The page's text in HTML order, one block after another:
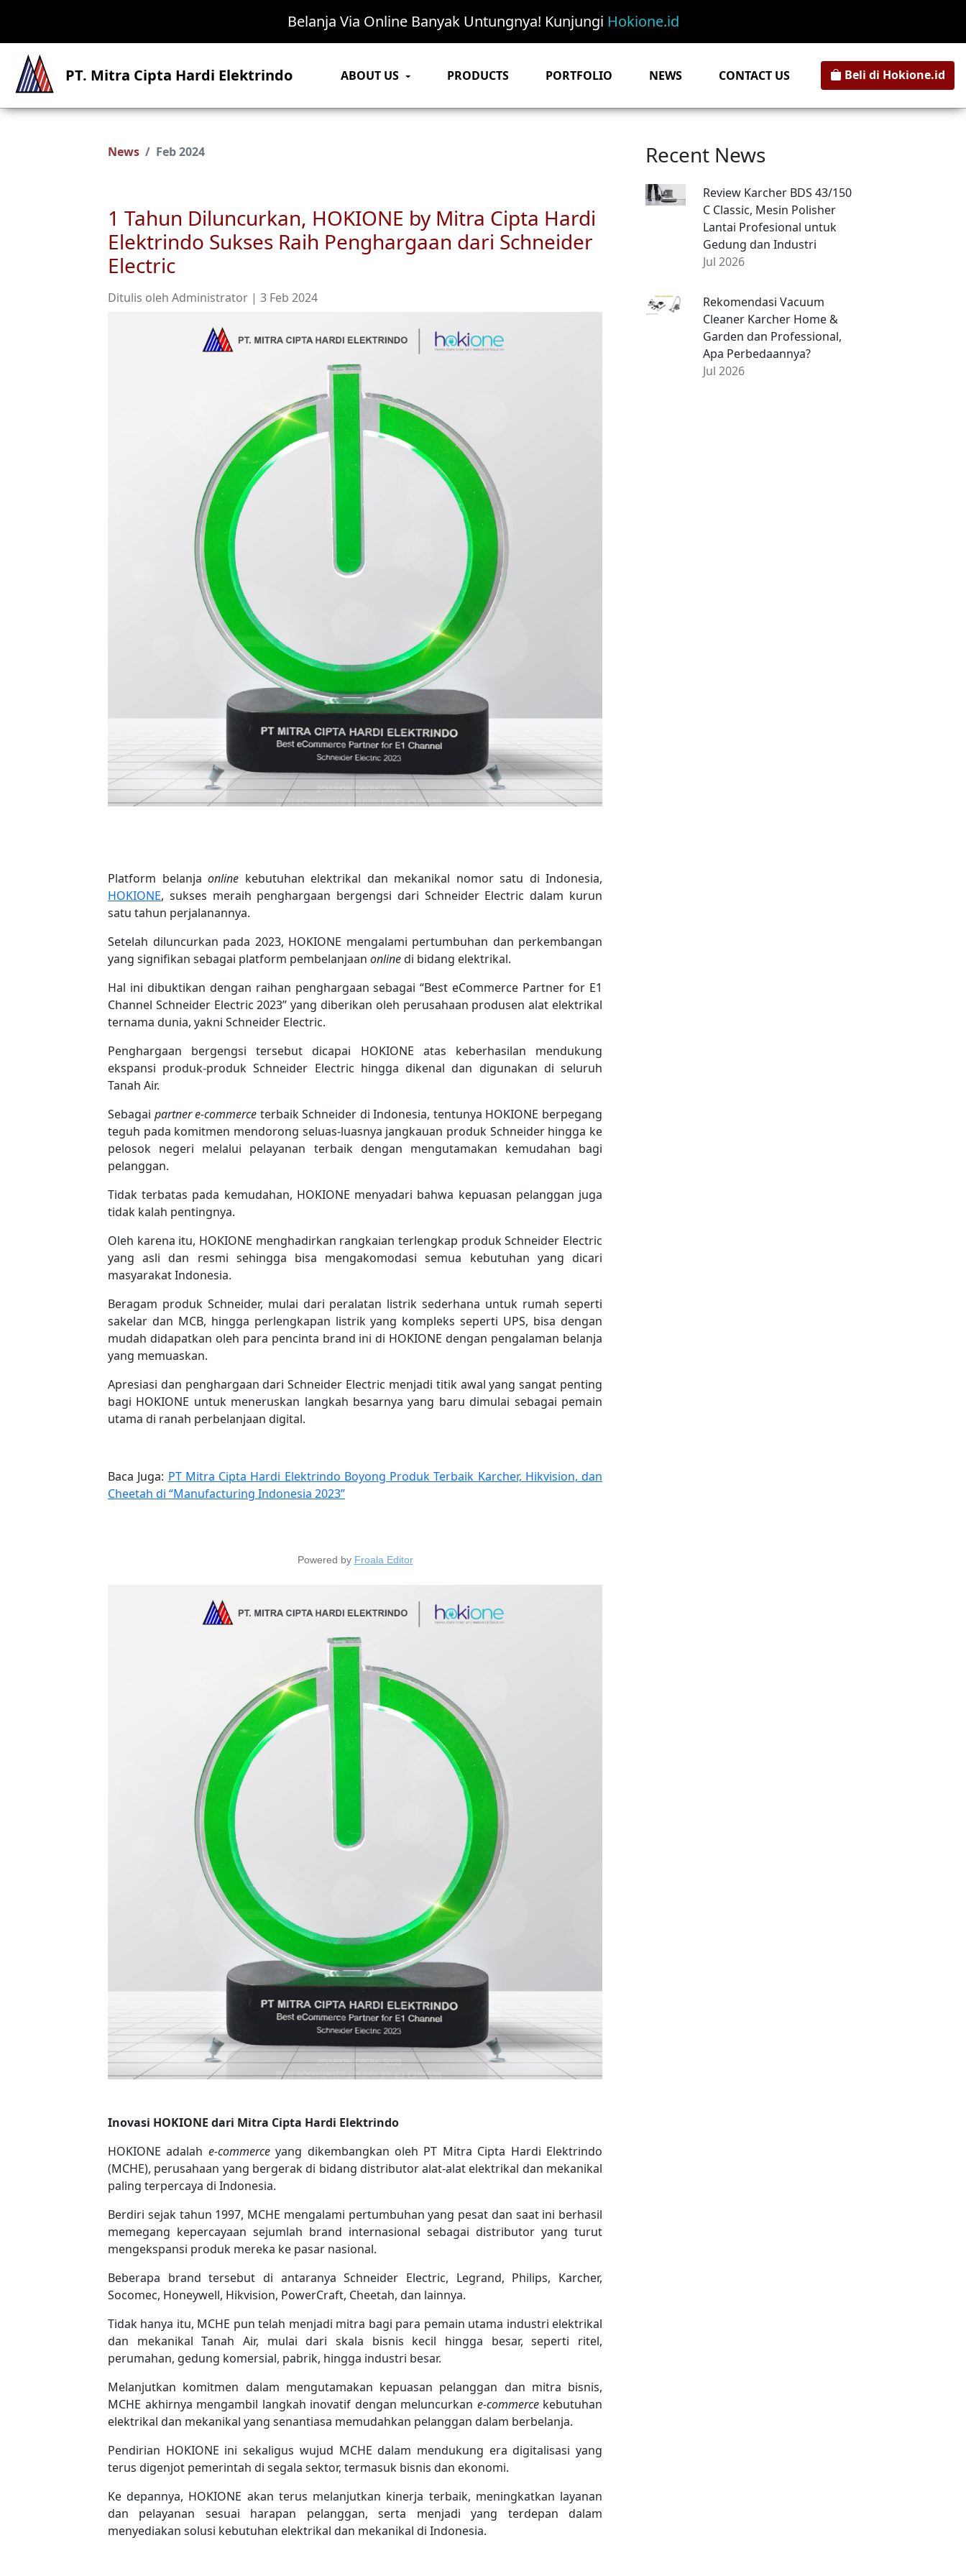
Belanja Via Online Banyak Untungnya! Kunjungi Hokione.id
PT. Mitra Cipta Hardi Elektrindo ABOUT US PRODUCTS PORTFOLIO NEWS CONTACT US Beli di Hokione.id
News Feb 2024
1 Tahun Diluncurkan, HOKIONE by Mitra Cipta Hardi
Elektrindo Sukses Raih Penghargaan dari Schneider
Electric
Ditulis oleh Administrator | 3 Feb 2024
Platform belanja online kebutuhan elektrikal dan mekanikal nomor satu di Indonesia,
HOKIONE, sukses meraih penghargaan bergengsi dari Schneider Electric dalam kurun
satu tahun perjalanannya.
Setelah diluncurkan pada 2023, HOKIONE mengalami pertumbuhan dan perkembangan
yang signifikan sebagai platform pembelanjaan onlinedi bidang elektrikal.
Hal ini dibuktikan dengan raihan penghargaan sebagai “Best eCommerce Partner for E1
Channel Schneider Electric 2023” yang diberikan oleh perusahaan produsen alat elektrikal
ternama dunia, yakni Schneider Electric.
Penghargaan bergengsi tersebut dicapai HOKIONE atas keberhasilan mendukung
ekspansi produk-produk Schneider Electric hingga dikenal dan digunakan di seluruh
Tanah Air.
Sebagai partner e-commerce terbaik Schneider di Indonesia, tentunya HOKIONE berpegang
teguh pada komitmen mendorong seluas-luasnya jangkauan produk Schneider hingga ke
pelosok negeri melalui pelayanan terbaik dengan mengutamakan kemudahan bagi
pelanggan.
Tidak terbatas pada kemudahan, HOKIONE menyadari bahwa kepuasan pelanggan juga
tidak kalah pentingnya.
Oleh karena itu, HOKIONE menghadirkan rangkaian terlengkap produk Schneider Electric
yang asli dan resmi sehingga bisa mengakomodasi semua kebutuhan yang dicari
masyarakat Indonesia.
Beragam produk Schneider, mulai dari peralatan listrik sederhana untuk rumah seperti
sakelar dan MCB, hingga perlengkapan listrik yang kompleks seperti UPS, bisa dengan
mudah didapatkan oleh para pencinta brand ini di HOKIONE dengan pengalaman belanja
yang memuaskan.
Apresiasi dan penghargaan dari Schneider Electric menjadi titik awal yang sangat penting
bagi HOKIONE untuk meneruskan langkah besarnya yang baru dimulai sebagai pemain
utama di ranah perbelanjaan digital.
Baca Juga: PT Mitra Cipta Hardi Elektrindo Boyong Produk Terbaik Karcher, Hikvision, dan
Cheetah di “Manufacturing Indonesia 2023”
Powered by Froala Editor
Inovasi HOKIONE dari Mitra Cipta Hardi Elektrindo
HOKIONE adalah e-commerceyang dikembangkan oleh PT Mitra Cipta Hardi Elektrindo
(MCHE), perusahaan yang bergerak di bidang distributor alat-alat elektrikal dan mekanikal
paling terpercaya di Indonesia.
Berdiri sejak tahun 1997, MCHE mengalami pertumbuhan yang pesat dan saat ini berhasil
memegang kepercayaan sejumlah brand internasional sebagai distributor yang turut
mengekspansi produk mereka ke pasar nasional.
Beberapa brand tersebut di antaranya Schneider Electric, Legrand, Philips, Karcher,
Socomec, Honeywell, Hikvision, PowerCraft, Cheetah, dan lainnya.
Tidak hanya itu, MCHE pun telah menjadi mitra bagi para pemain utama industri elektrikal
dan mekanikal Tanah Air, mulai dari skala bisnis kecil hingga besar, seperti ritel,
perumahan, gedung komersial, pabrik, hingga industri besar.
Melanjutkan komitmen dalam mengutamakan kepuasan pelanggan dan mitra bisnis,
MCHE akhirnya mengambil langkah inovatif dengan meluncurkan e-commercekebutuhan
elektrikal dan mekanikal yang senantiasa memudahkan pelanggan dalam berbelanja.
Pendirian HOKIONE ini sekaligus wujud MCHE dalam mendukung era digitalisasi yang
terus digenjot pemerintah di segala sektor, termasuk bisnis dan ekonomi.
Ke depannya, HOKIONE akan terus melanjutkan kinerja terbaik, meningkatkan layanan
dan pelayanan sesuai harapan pelanggan, serta menjadi yang terdepan dalam
menyediakan solusi kebutuhan elektrikal dan mekanikal di Indonesia.
Recent News
Review Karcher BDS 43/150
C Classic, Mesin Polisher
Lantai Profesional untuk
Gedung dan Industri
Jul 2026
Rekomendasi Vacuum
Cleaner Karcher Home &
Garden dan Professional,
Apa Perbedaannya?
Jul 2026